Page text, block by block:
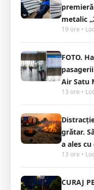
metalic
19 ore •
FOTO.
Air Satu
13 ore •
grătar.
a ales
13 ore •
CURAJ